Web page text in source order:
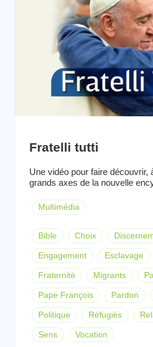
Fratelli tutti
Une vidéo pour faire découvrir,
grands axes de la nouvelle
Multimédia
Bible Choix
Engagement Esclavage
Fraternité Migrants
Pape François Pardon
Politique Réfugiés
Sens Vocation